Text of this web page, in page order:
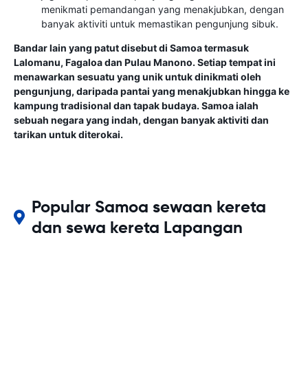
menikmati pemandangan yang menakjubkan, dengan
banyak aktiviti untuk memastikan pengunjung sibuk.
Bandar lain yang patut disebut di Samoa termasuk
Lalomanu, Fagaloa dan Pulau Manono. Setiap tempat ini
menawarkan sesuatu yang unik untuk dinikmati oleh
pengunjung, daripada pantai yang menakjubkan hingga ke
kampung tradisional dan tapak budaya. Samoa ialah
sebuah negara yang indah, dengan banyak aktiviti dan
tarikan untuk diterokai.
Popular Samoa sewaan kereta
dan sewa kereta Lapangan